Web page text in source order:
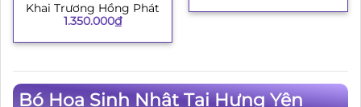
Khai Trương Hồng Phát
1.350.000₫
Bó Hoa Sinh Nhật Tại Hưng Yên